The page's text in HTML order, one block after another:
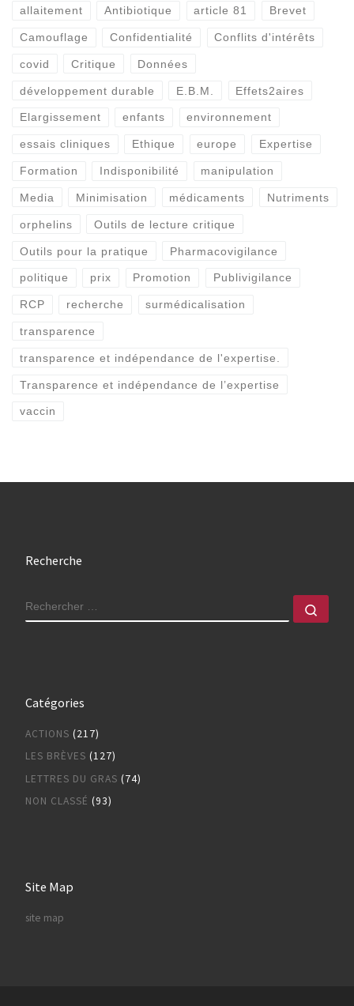
allaitement Antibiotique article 81 Brevet
Camouflage Confidentialité Conflits d'intérêts
covid Critique Données
développement durable E.B.M. Effets2aires
Elargissement enfants environnement
essais cliniques Ethique europe Expertise
Formation Indisponibilité manipulation
Media Minimisation médicaments Nutriments
orphelins Outils de lecture critique
Outils pour la pratique Pharmacovigilance
politique prix Promotion Publivigilance
RCP recherche surmédicalisation
transparence
transparence et indépendance de l'expertise.
Transparence et indépendance de l’expertise
vaccin
Recherche
RECHERCHER
Catégories
ACTIONS (217)
LES BRÈVES (127)
LETTRES DU GRAS (74)
NON CLASSÉ (93)
Site Map
site map